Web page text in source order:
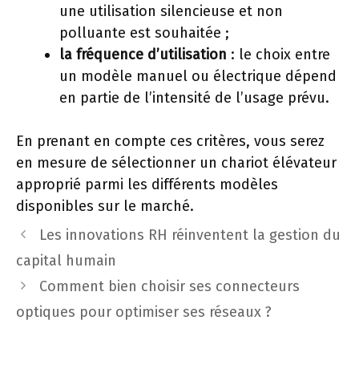
une utilisation silencieuse et non
polluante est souhaitée ;
la fréquence d’utilisation : le choix entre
un modèle manuel ou électrique dépend
en partie de l’intensité de l’usage prévu.
En prenant en compte ces critères, vous serez
en mesure de sélectionner un chariot élévateur
approprié parmi les différents modèles
disponibles sur le marché.
Les innovations RH réinventent la gestion du
capital humain
Comment bien choisir ses connecteurs
optiques pour optimiser ses réseaux ?